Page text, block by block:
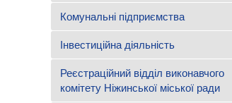
Комунальні підприємства
Інвестиційна діяльність
Реєстраційний відділ виконавчого
комітету Ніжинської міської ради